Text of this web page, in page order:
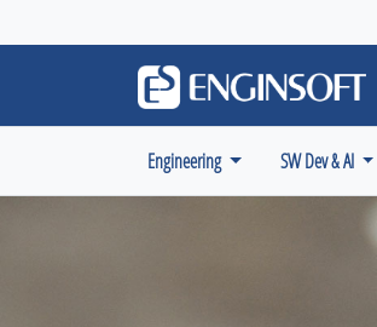
Engineering SW Dev & AI
May we use